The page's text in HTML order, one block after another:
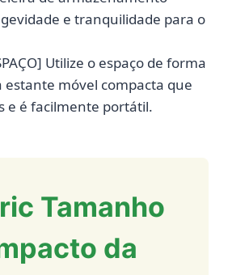
e tranquilidade para o
Utilize o espaço de forma
estante móvel compacta que
e é facilmente portátil.
Tamanho
da